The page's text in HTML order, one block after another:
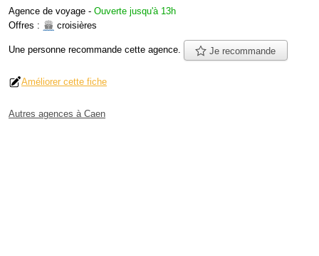
Agence de voyage - Ouverte jusqu'à 13h
Offres :
croisières
Une personne recommande cette agence. Je recommande
Améliorer cette fiche
Autres agences à Caen